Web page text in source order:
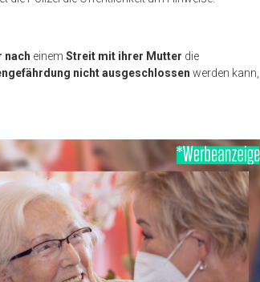
nach einem Streit mit ihrer Mutter die
nicht ausgeschlossen werden kann,